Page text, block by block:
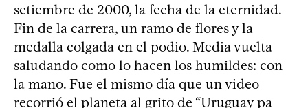
setiembre de 2000, la fecha de la eternidad.
Fin de la carrera, un ramo de flores y la
medalla colgada en el podio. Media vuelta
saludando como lo hacen los humildes: con
la mano. Fue el mismo día que un video
recorrió el planeta al grito de “Uruguay pa